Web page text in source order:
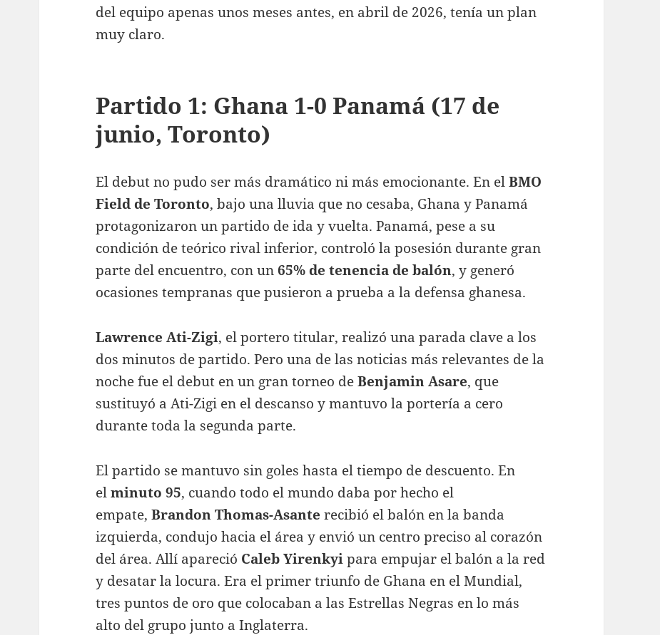
del equipo apenas unos meses antes, en abril de 2026, tenía un plan
muy claro.
Partido 1: Ghana 1-0 Panamá (17 de
junio, Toronto)
El debut no pudo ser más dramático ni más emocionante. En elBMO
Field de Toronto, bajo una lluvia que no cesaba, Ghana y Panamá
protagonizaron un partido de ida y vuelta. Panamá, pese a su
condición de teórico rival inferior, controló la posesión durante gran
parte del encuentro, con un65% de tenencia de balón, y generó
ocasiones tempranas que pusieron a prueba a la defensa ghanesa.
Lawrence Ati-Zigi, el portero titular, realizó una parada clave a los
dos minutos de partido. Pero una de las noticias más relevantes de la
noche fue el debut en un gran torneo deBenjamin Asare, que
sustituyó a Ati-Zigi en el descanso y mantuvo la portería a cero
durante toda la segunda parte.
El partido se mantuvo sin goles hasta el tiempo de descuento. En
elminuto 95, cuando todo el mundo daba por hecho el
empate,Brandon Thomas-Asante recibió el balón en la banda
izquierda, condujo hacia el área y envió un centro preciso al corazón
del área. Allí apareció Caleb Yirenkyipara empujar el balón a la red
y desatar la locura. Era el primer triunfo de Ghana en el Mundial,
tres puntos de oro que colocaban a las Estrellas Negras en lo más
alto del grupo junto a Inglaterra.